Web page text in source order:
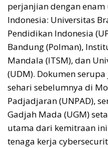
perjanjian dengan
Indonesia: Universitas
Pendidikan Indonesia
Bandung (Polman),
Mandala (ITSM), dan
(UDM). Dokumen
sehari sebelumnya di
Padjadjaran (UNPAD),
Gadjah Mada (UGM)
utama dari kemitraan
tenaga kerja